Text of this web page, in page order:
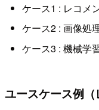
ケース1 : レコメ
ケース2 : 画像処
ケース3 : 機械学
ユースケース例（